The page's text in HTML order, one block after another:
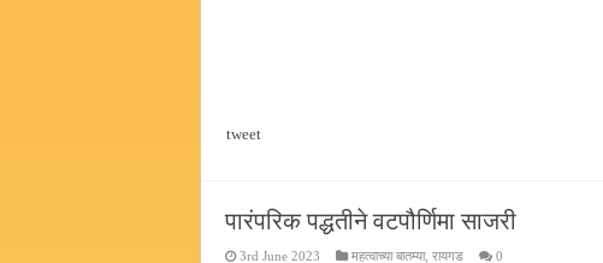
tweet
पारंपरिक पद्धतीने वटपौर्णिमा साजरी
3rd June 2023 महत्वाच्या बातम्या, रायगड 0